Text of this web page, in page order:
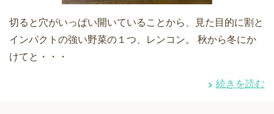
切ると穴がいっぱい開いていることから、見た目的に割と
インパクトの強い野菜の１つ、レンコン。 秋から冬にか
けてと・・・
続きを読む